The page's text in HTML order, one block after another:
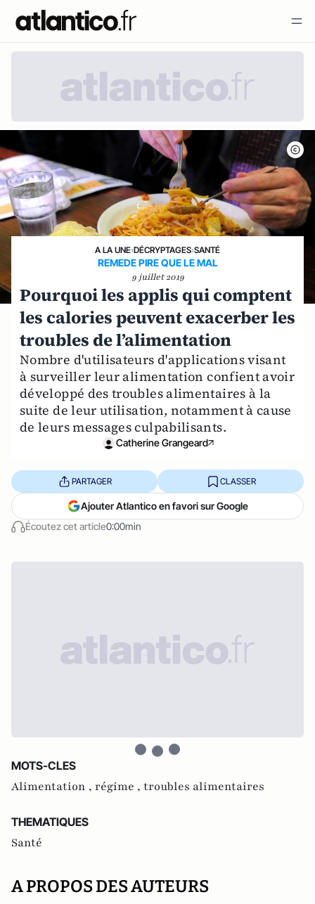
A LA UNE›DÉCRYPTAGES›SANTÉ
REMEDE PIRE QUE LE MAL
9 juillet 2019
Pourquoi les applis qui comptent
les calories peuvent exacerber les
troubles de l’alimentation
Nombre d'utilisateurs d'applications visant
à surveiller leur alimentation confient avoir
développé des troubles alimentaires à la
suite de leur utilisation, notamment à cause
de leurs messages culpabilisants.
Catherine Grangeard
Écoutez cet article0:00min
PARTAGER CLASSER
Ajouter Atlantico en favori sur Google
MOTS-CLES
Alimentation , régime , troubles alimentaires
THEMATIQUES
Santé
A PROPOS DES AUTEURS